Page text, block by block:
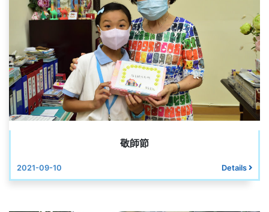
敬師節
2021-09-10 Details